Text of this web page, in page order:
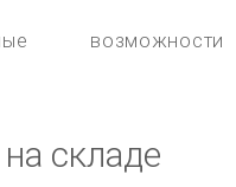
возможности
складе